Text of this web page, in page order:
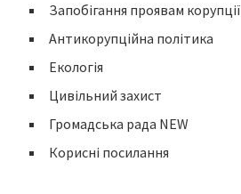
Запобігання проявам корупції
Антикорупційна політика
Екологія
Цивільний захист
Громадська рада NEW
Корисні посилання